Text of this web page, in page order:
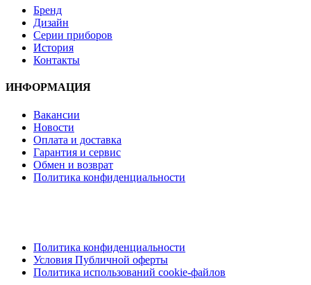
Бренд
Дизайн
Серии приборов
История
Контакты
ИНФОРМАЦИЯ
Вакансии
Новости
Оплата и доставка
Гарантия и сервис
Обмен и возврат
Политика конфиденциальности
Политика конфиденциальности
Условия Публичной оферты
Политика использований cookie-файлов